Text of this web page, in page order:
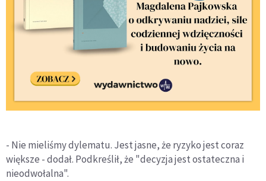
- Nie mieliśmy dylematu. Jest jasne, że ryzyko jest coraz
większe - dodał. Podkreślił, że "decyzja jest ostateczna i
nieodwołalna".